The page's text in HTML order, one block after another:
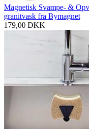
Magnetisk Svampe- &
granitvask fra Bymagnet
179,00 DKK